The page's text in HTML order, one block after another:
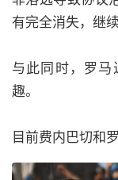
有完全消失，继
与此同时，罗马
趣。
目前费内巴切和